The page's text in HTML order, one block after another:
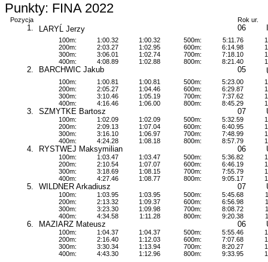
Punkty: FINA 2022
Pozycja Rok ur.
1. LARYĹ Jerzy 06
100m:
200m:
300m:
400m:
1:00.32
2:03.27
3:06.01
4:08.89
1:00.32
1:02.95
1:02.74
1:02.88
500m:
600m:
700m:
800m:
5:11.76
6:14.98
7:18.10
8:21.40
2. BARCHWIC Jakub 05
100m:
200m:
300m:
400m:
1:00.81
2:05.27
3:10.46
4:16.46
1:00.81
1:04.46
1:05.19
1:06.00
500m:
600m:
700m:
800m:
5:23.00
6:29.87
7:37.62
8:45.29
3. SZMYTKE Bartosz 07
100m:
200m:
300m:
400m:
1:02.09
2:09.13
3:16.10
4:24.28
1:02.09
1:07.04
1:06.97
1:08.18
500m:
600m:
700m:
800m:
5:32.59
6:40.95
7:48.99
8:57.79
4. RYSTWEJ Maksymilian 06
100m:
200m:
300m:
400m:
1:03.47
2:10.54
3:18.69
4:27.46
1:03.47
1:07.07
1:08.15
1:08.77
500m:
600m:
700m:
800m:
5:36.82
6:46.19
7:55.79
9:05.17
5. WILDNER Arkadiusz 07
100m:
200m:
300m:
400m:
1:03.95
2:13.32
3:23.30
4:34.58
1:03.95
1:09.37
1:09.98
1:11.28
500m:
600m:
700m:
800m:
5:45.68
6:56.98
8:08.72
9:20.38
6. MAZIARZ Mateusz 06
100m:
200m:
300m:
400m:
1:04.37
2:16.40
3:30.34
4:43.30
1:04.37
1:12.03
1:13.94
1:12.96
500m:
600m:
700m:
800m:
5:55.46
7:07.68
8:20.27
9:33.95